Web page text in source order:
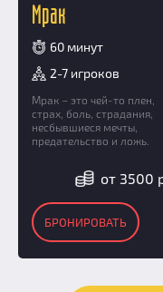
Мрак
60 минут
2-7 игроков
Мрак – это чей-то плен,
страх, боль, страдания,
несбывшиеся мечты,
предательство и ложь.
от 3500
БРОНИРОВАТЬ